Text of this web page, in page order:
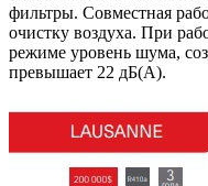
фильтры. Совместная
очистку воздуха. При
режиме уровень шума,
превышает 22 дБ(А).